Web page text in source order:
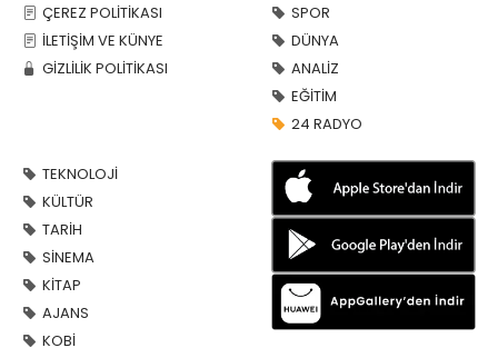
ÇEREZ POLİTİKASI
İLETİŞİM VE KÜNYE
GİZLİLİK POLİTİKASI
SPOR
DÜNYA
ANALİZ
EĞİTİM
24 RADYO
TEKNOLOJİ
KÜLTÜR
TARİH
SİNEMA
KİTAP
AJANS
KOBİ